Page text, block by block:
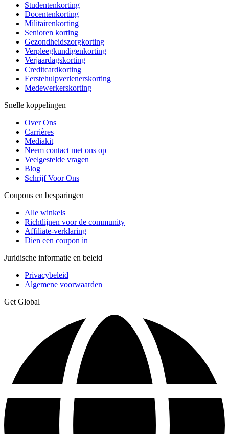
Studentenkorting
Docentenkorting
Militairenkorting
Senioren korting
Gezondheidszorgkorting
Verpleegkundigenkorting
Verjaardagskorting
Creditcardkorting
Eerstehulpverlenerskorting
Medewerkerskorting
Snelle koppelingen
Over Ons
Carrières
Mediakit
Neem contact met ons op
Veelgestelde vragen
Blog
Schrijf Voor Ons
Coupons en besparingen
Alle winkels
Richtlijnen voor de community
Affiliate-verklaring
Dien een coupon in
Juridische informatie en beleid
Privacybeleid
Algemene voorwaarden
Get Global